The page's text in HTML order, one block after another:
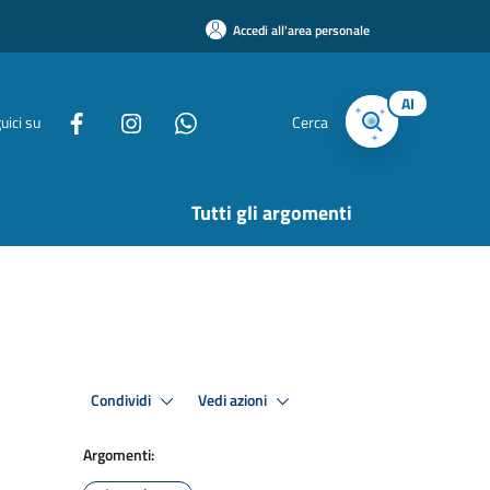
Accedi all'area personale
su Cerca
AI
Tutti gli argomenti
Condividi Vedi azioni
Argomenti: